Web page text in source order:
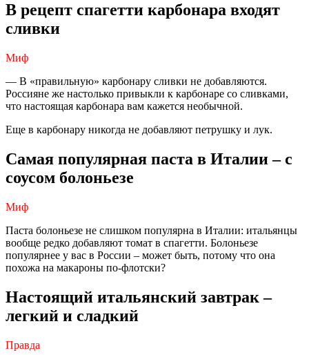
В рецепт спагетти карбонара входят
сливки
Миф
— В «правильную» карбонару сливки не добавляются.
Россияне же настолько привыкли к карбонаре со сливками,
что настоящая карбонара вам кажется необычной.
Еще в карбонару никогда не добавляют петрушку и лук.
Самая популярная паста в Италии – с
соусом болоньезе
Миф
Паста болоньезе не слишком популярна в Италии: итальянцы
вообще редко добавляют томат в спагетти. Болоньезе
популярнее у вас в России – может быть, потому что она
похожа на макароны по-флотски?
Настоящий итальянский завтрак –
легкий и сладкий
Правда